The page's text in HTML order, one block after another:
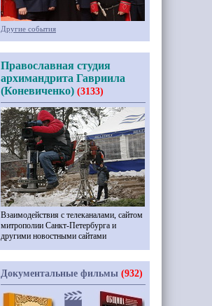
Другие события
Православная студия
архимандрита Гавриила
(Коневиченко) (3133)
Взаимодействия с телеканалами, сайтом
митрополии Санкт-Петербурга и
другими новостными сайтами
Документальные фильмы (932)